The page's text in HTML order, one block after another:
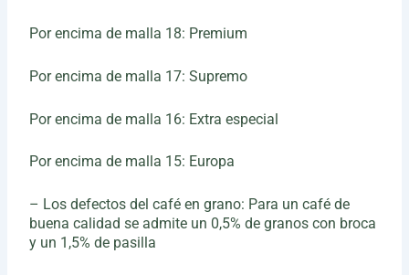
Por encima de malla 18: Premium
Por encima de malla 17: Supremo
Por encima de malla 16: Extra especial
Por encima de malla 15: Europa
– Los defectos del café en grano: Para un café de
buena calidad se admite un 0,5% de granos con broca
y un 1,5% de pasilla